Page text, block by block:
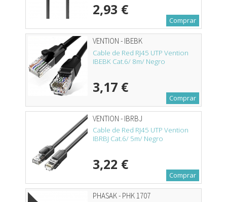
2,93 €
Comprar
VENTION - IBEBK
Cable de Red RJ45 UTP Vention
IBEBK Cat.6/ 8m/ Negro
3,17 €
Comprar
VENTION - IBRBJ
Cable de Red RJ45 UTP Vention
IBRBJ Cat.6/ 5m/ Negro
3,22 €
Comprar
PHASAK - PHK 1707